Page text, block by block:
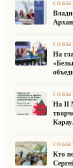
На
На II
Кто